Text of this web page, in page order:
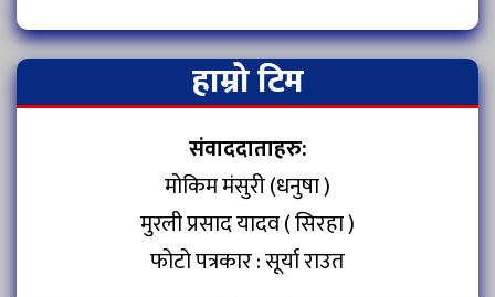
हाम्रो टिम
संवाददाताहरु:
मोकिम मंसुरी (धनुषा )
मुरली प्रसाद यादव ( सिरहा )
फोटो पत्रकार : सूर्या राउत